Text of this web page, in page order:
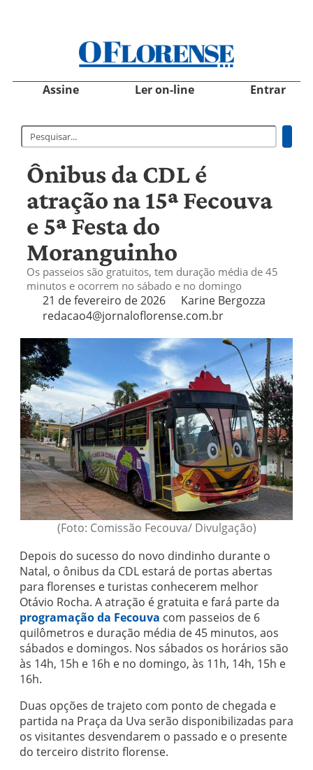
Assine Ler on-line Entrar
Ônibus da CDL é
atração na 15ª Fecouva
e 5ª Festa do
Moranguinho
Os passeios são gratuitos, tem duração média de 45
minutos e ocorrem no sábado e no domingo
21 de fevereiro de 2026
Karine Bergozza
redacao4@jornaloflorense.com.br
(Foto: Comissão Fecouva/ Divulgação)
Depois do sucesso do novo dindinho durante o
Natal, o ônibus da CDL estará de portas abertas
para florenses e turistas conhecerem melhor
Otávio Rocha. A atração é gratuita e fará parte da
programação da Fecouva com passeios de 6
quilômetros e duração média de 45 minutos, aos
sábados e domingos. Nos sábados os horários são
às 14h, 15h e 16h e no domingo, às 11h, 14h, 15h e
16h.
Duas opções de trajeto com ponto de chegada e
partida na Praça da Uva serão disponibilizadas para
os visitantes desvendarem o passado e o presente
do terceiro distrito florense.